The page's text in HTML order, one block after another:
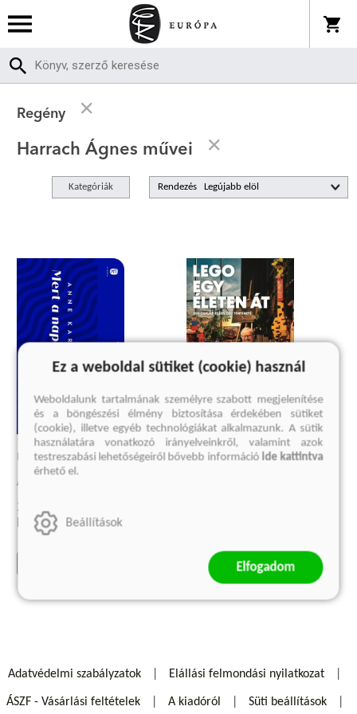
Regény
Harrach Ágnes művei
Kategóriák Rendezés
MERT A NAPOK GONOSZOK
Anne Karin Elstad
2 249 Ft
Eredeti ár:2 999 Ft
LEGO EGY ÉLETEN ÁT
kosárba
Adatvédelmi szabályzatok Elállási felmondási nyilatkozat
ÁSZF - Vásárlási feltételek A kiadóról Süti beállítások
Ez a weboldal sütiket (cookie) használ
Weboldalunk tartalmának személyre szabott megjelenítése
és a böngészési élmény biztosítása érdekében sütiket
(cookie), illetve egyéb technológiákat alkalmazunk. A sütik
használatára vonatkozó irányelveinkről, valamint azok
testreszabási lehetőségeiről bővebb információ ide kattintva
érhető el.
Beállítások
Elfogadom